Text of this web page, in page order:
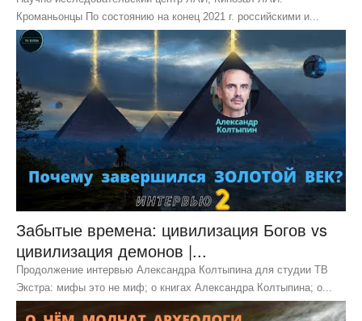
Кроманьонцы По состоянию на конец 2021 г. российскими и...
Забытые времена: цивилизация Богов vs
цивилизация демонов |...
Продолжение интервью Александра Колтыпина для студии ТВ
Экстра: мифы это не миф; о книгах Александра Колтыпина; о...